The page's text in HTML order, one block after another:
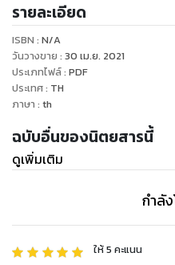
รายละเอียด
ISBN : N/A
วันวางขาย : 30 เม.ย. 2021
ประเภทไฟล์: PDF
ประเทศ: TH
ภาษา : th
ฉบับอื่นของนิตยสารนี้
ดูเพิ่มเติม
กำลั
ให้5 คะแนน